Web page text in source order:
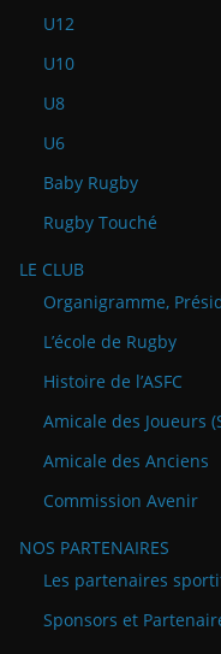
U12
U10
U8
U6
Baby Rugby
Rugby Touché
LE CLUB
Organigramme,
L’école de Rugby
Histoire de l’ASFC
Amicale des Joueurs
Amicale des Anciens
Commission Avenir
NOS PARTENAIRES
Les partenaires
Sponsors et